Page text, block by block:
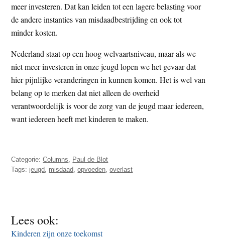
meer investeren. Dat kan leiden tot een lagere belasting voor
de andere instanties van misdaadbestrijding en ook tot
minder kosten.
Nederland staat op een hoog welvaartsniveau, maar als we
niet meer investeren in onze jeugd lopen we het gevaar dat
hier pijnlijke veranderingen in kunnen komen. Het is wel van
belang op te merken dat niet alleen de overheid
verantwoordelijk is voor de zorg van de jeugd maar iedereen,
want iedereen heeft met kinderen te maken.
Categorie:Columns
Paul de Blot
Tags: jeugd misdaad ,opvoeden ,overlast
Lees ook:
Kinderen zijn onze toekomst